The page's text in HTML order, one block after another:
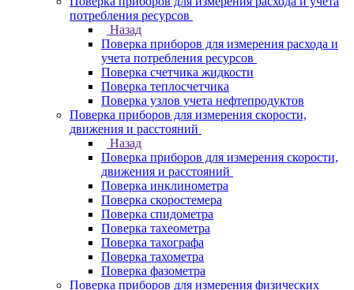
потребления ресурсов
Назад
Поверка приборов для измерения расхода и
учета потребления ресурсов
Поверка счетчика жидкости
Поверка теплосчетчика
Поверка узлов учета нефтепродуктов
Поверка приборов для измерения скорости,
движения и расстояний
Назад
Поверка приборов для измерения скорости,
движения и расстояний
Поверка инклинометра
Поверка скоростемера
Поверка спидометра
Поверка тахеометра
Поверка тахографа
Поверка тахометра
Поверка фазометра
Поверка приборов для измерения физических